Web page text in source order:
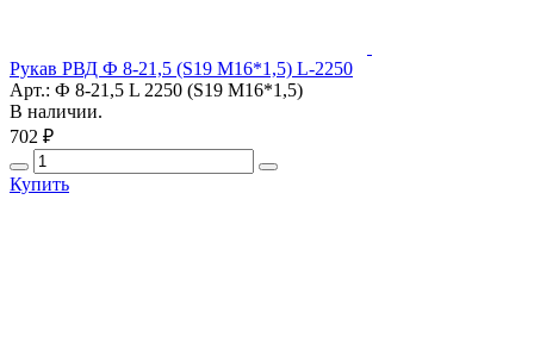
Рукав РВД Ф 8-21,5 (S19 М16*1,5) L-2250
Арт.: Ф 8-21,5 L 2250 (S19 М16*1,5)
В наличии.
702 ₽
Купить